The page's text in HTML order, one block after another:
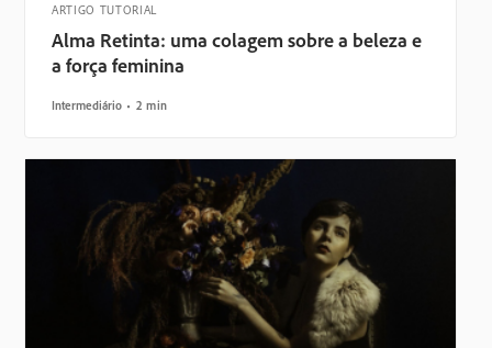
ARTIGO TUTORIAL
Alma Retinta: uma colagem sobre a beleza e
a força feminina
Intermediário 2 min